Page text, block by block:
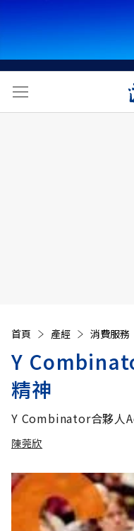
首頁 產經 消費服務
Y
精神
Y Combinator合夥人
陳莞欣